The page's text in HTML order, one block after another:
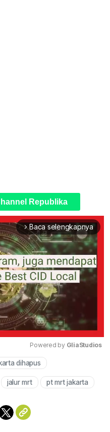
Republika
arrow_forward_ios Baca selengkapnya
Powered by GliaStudios
dihapus
jalur mrt pt mrt jakarta